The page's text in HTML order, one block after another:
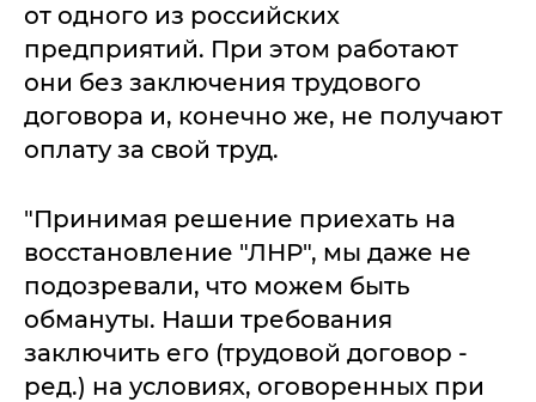
от одного из российских
предприятий. При этом работают
они без заключения трудового
договора и, конечно же, не получают
оплату за свой труд.
"Принимая решение приехать на
восстановление "ЛНР", мы даже не
подозревали, что можем быть
обмануты. Наши требования
заключить его (трудовой договор -
ред.) на условиях, оговоренных при